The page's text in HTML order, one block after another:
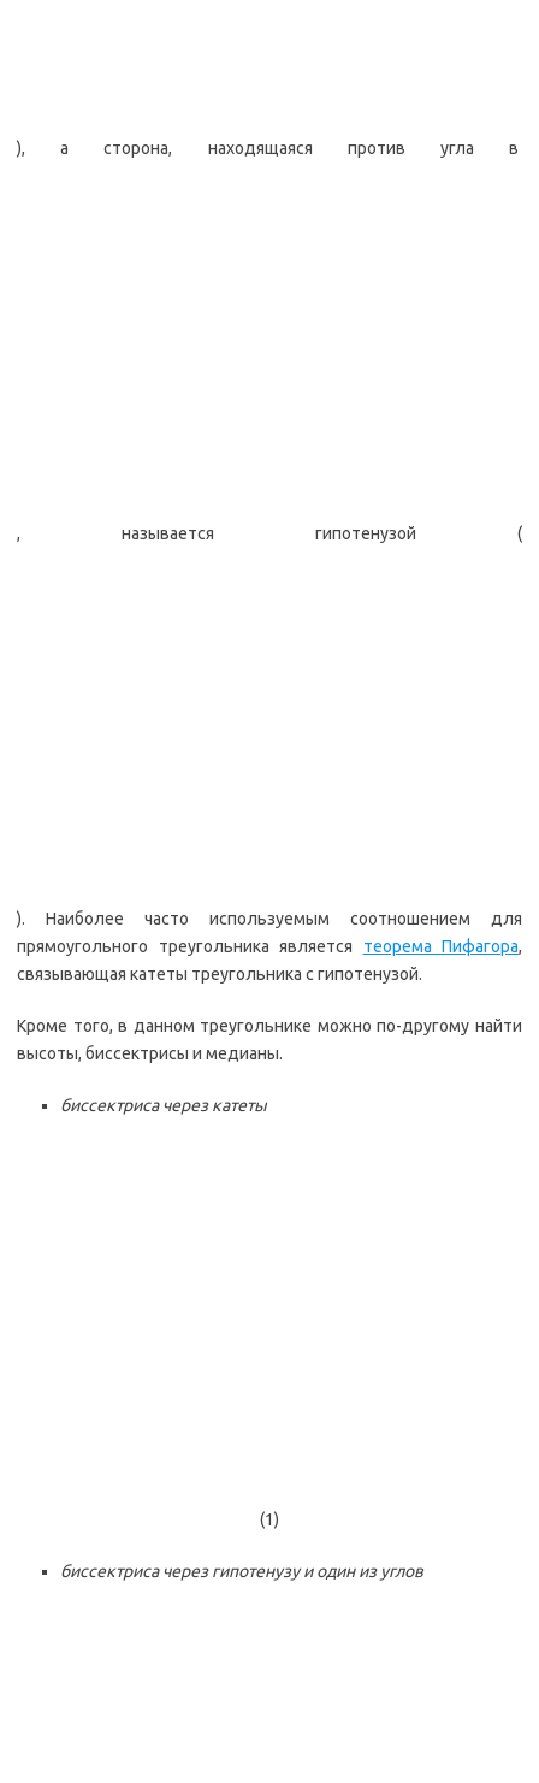
), а сторона, находящаяся против угла в
, называется гипотенузой (
). Наиболее часто используемым соотношением для
прямоугольного треугольника является теорема Пифагора,
связывающая катеты треугольника с гипотенузой.
Кроме того, в данном треугольнике можно по-другому найти
высоты, биссектрисы и медианы.
биссектриса через катеты
(1)
биссектриса через гипотенузу и один из углов